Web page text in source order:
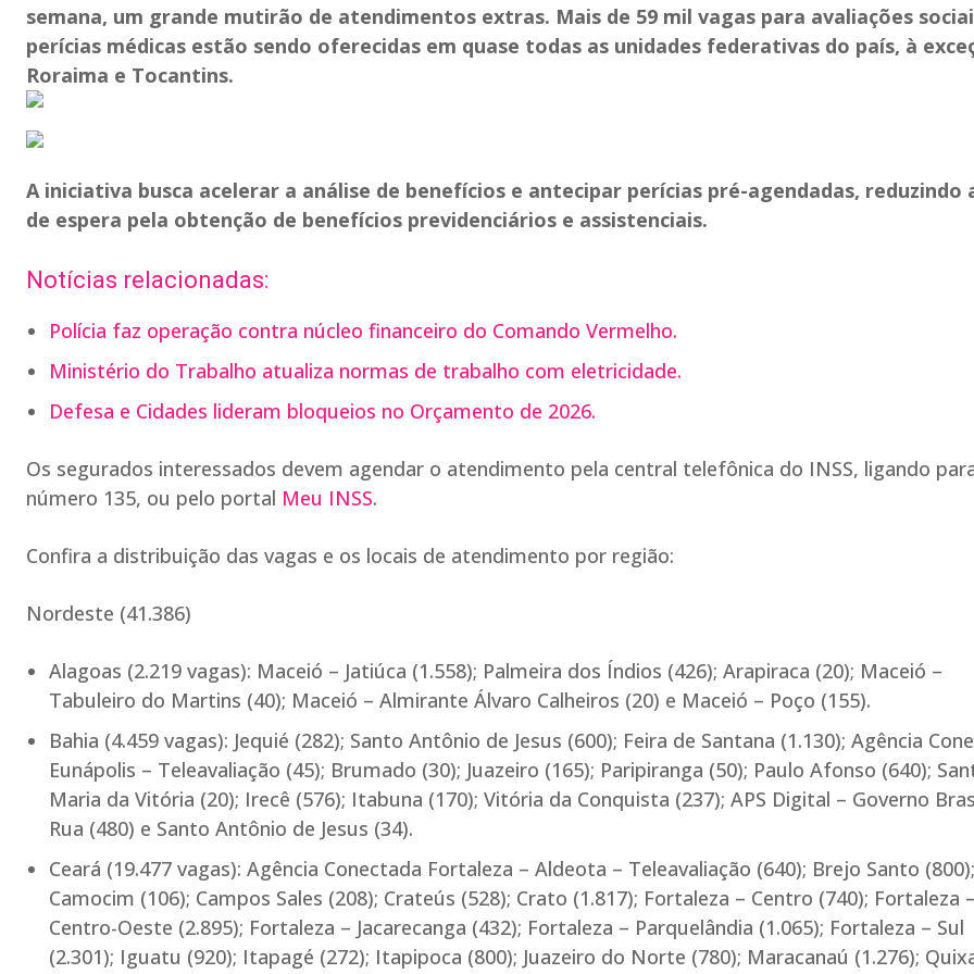
semana, um grande mutirão de atendimentos extras. Mais de 59 mil vagas para avaliações
perícias médicas estão sendo oferecidas em quase todas as unidades federativas do país, à
Roraima e Tocantins.
A iniciativa busca acelerar a análise de benefícios e antecipar perícias pré-agendadas, reduzindo
de espera pela obtenção de benefícios previdenciários e assistenciais.
Notícias relacionadas:
Polícia faz operação contra núcleo financeiro do Comando Vermelho.
Ministério do Trabalho atualiza normas de trabalho com eletricidade.
Defesa e Cidades lideram bloqueios no Orçamento de 2026.
Os segurados interessados devem agendar o atendimento pela central telefônica do INSS, ligando
número 135, ou pelo portal Meu INSS.
Confira a distribuição das vagas e os locais de atendimento por região:
Nordeste (41.386)
Alagoas (2.219 vagas): Maceió – Jatiúca (1.558); Palmeira dos Índios (426); Arapiraca (20); Maceió –
Tabuleiro do Martins (40); Maceió – Almirante Álvaro Calheiros (20) e Maceió – Poço (155).
Bahia (4.459 vagas): Jequié (282); Santo Antônio de Jesus (600); Feira de Santana (1.130); Agência
Eunápolis – Teleavaliação (45); Brumado (30); Juazeiro (165); Paripiranga (50); Paulo Afonso (640);
Maria da Vitória (20); Irecê (576); Itabuna (170); Vitória da Conquista (237); APS Digital – Governo
Rua (480) e Santo Antônio de Jesus (34).
Ceará (19.477 vagas): Agência Conectada Fortaleza – Aldeota – Teleavaliação (640); Brejo Santo (800);
Camocim (106); Campos Sales (208); Crateús (528); Crato (1.817); Fortaleza – Centro (740); Fortaleza
Centro-Oeste (2.895); Fortaleza – Jacarecanga (432); Fortaleza – Parquelândia (1.065); Fortaleza – Sul
(2.301); Iguatu (920); Itapagé (272); Itapipoca (800); Juazeiro do Norte (780); Maracanaú (1.276);